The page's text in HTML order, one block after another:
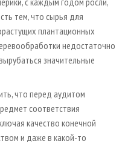
тем, что сырья для
плантационных
недостаточно
значительные
что перед аудитом
соответствия
качество конечной
и даже в какой­-то